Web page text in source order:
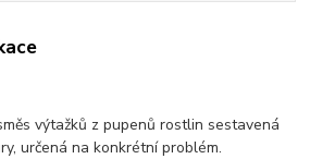
výtažků z pupenů rostlin sestavená
určená na konkrétní problém.